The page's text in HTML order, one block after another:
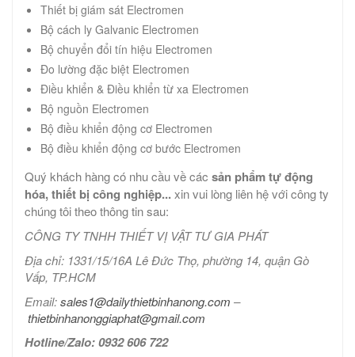
Thiết bị giám sát Electromen
Bộ cách ly Galvanic Electromen
Bộ chuyển đổi tín hiệu Electromen
Đo lường đặc biệt Electromen
Điều khiển & Điều khiển từ xa Electromen
Bộ nguồn Electromen
Bộ điều khiển động cơ Electromen
Bộ điều khiển động cơ bước Electromen
Quý khách hàng có nhu cầu về các sản phẩm tự động
hóa, thiết bị công nghiệp...xin vui lòng liên hệ với công ty
chúng tôi theo thông tin sau:
CÔNG TY TNHH THIẾT VỊ VẬT TƯ GIA PHÁT
Địa chỉ: 1331/15/16A Lê Đức Thọ, phường 14, quận Gò
Vấp, TP.HCM
Email:sales1@dailythietbinhanong.com –
thietbinhanonggiaphat@gmail.com
Hotline/Zalo: 0932 606 722